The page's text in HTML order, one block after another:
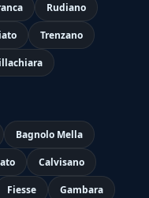
Rudiano
Trenzano
Bagnolo Mella
Calvisano
Fiesse Gambara